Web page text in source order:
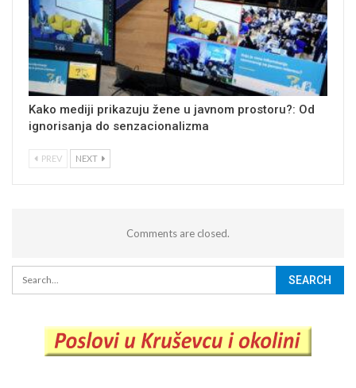
Kako mediji prikazuju žene u javnom prostoru?: Od
ignorisanja do senzacionalizma
PREV NEXT
Comments are closed.